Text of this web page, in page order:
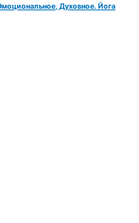
Духовное. Йога